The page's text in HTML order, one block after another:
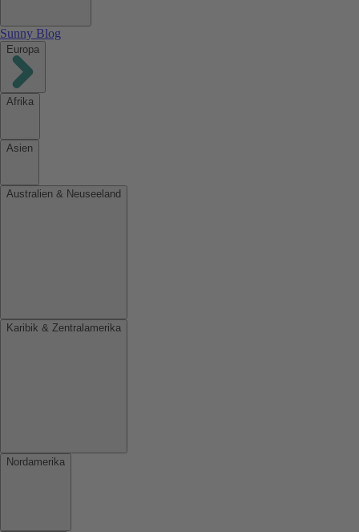
Sunny Blog
Europa
Afrika
Asien
Australien & Neuseeland
Karibik & Zentralamerika
Nordamerika